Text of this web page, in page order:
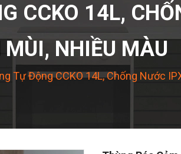
CCKO 14L,
NHIỀU MÀU
Tự Động CCKO 14L, Chống Nước